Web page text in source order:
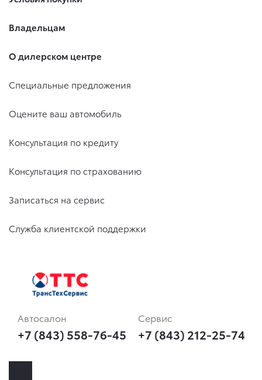
Владельцам
О дилерском центре
Специальные предложения
Оцените ваш автомобиль
Консультация по кредиту
Консультация по страхованию
Записаться на сервис
Служба клиентской поддержки
Автосалон
+7 (843) 558-76-45
Сервис
+7 (843) 212-25-74